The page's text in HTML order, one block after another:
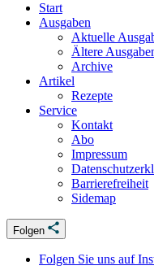
Start
Ausgaben
Aktuelle
Ältere
Archive
Artikel
Rezepte
Service
Kontakt
Abo
Impressum
Barrierefreiheit
Sidemap
Folgen
Folgen Sie uns auf